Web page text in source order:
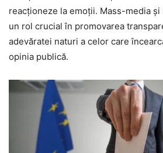
reacționeze la emoții. Mass-media și
un rol crucial în promovarea
adevăratei naturi a celor care
opinia publică.